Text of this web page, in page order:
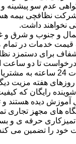
عدم سو پیشینه و
نظافچی بیمه
نخواهند داشت.
و جنوب و شرق و غرب
قیمت خدمات در
تا دو ساعت
بدهید.
هفته مزیت
رایگان که
آموزش دیده هستند
های مجهز تجاری
تمیزکاری حرفه ی و
خود را تضمین می